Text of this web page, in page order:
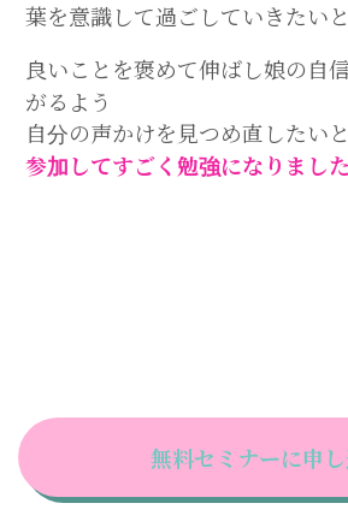
葉を意識して過ごしていきたいと
良いことを褒めて伸ばし娘の自
がるよう
自分の声かけを見つめ直したいと
参加してすごく勉強になりました
無料セミナーに申